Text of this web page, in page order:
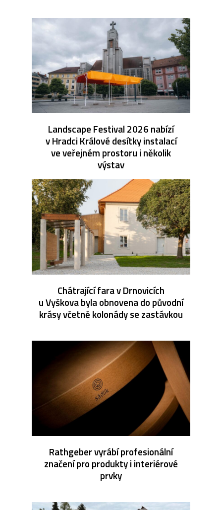
Landscape Festival 2026 nabízí
v Hradci Králové desítky instalací
ve veřejném prostoru i několik
výstav
Chátrající fara v Drnovicích
u Vyškova byla obnovena do původní
krásy včetně kolonády se zastávkou
Rathgeber vyrábí profesionální
značení pro produkty i interiérové
prvky